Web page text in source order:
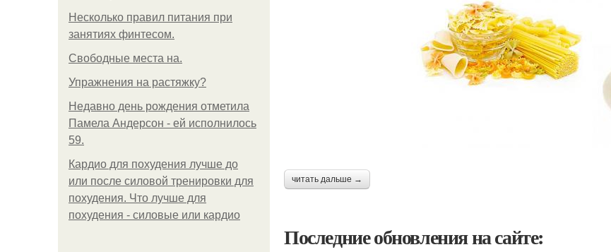
Несколько правил питания при
занятиях финтесом.
Свободные места на.
Упражнения на растяжку?
Недавно день рождения отметила
Памела Андерсон - ей исполнилось
59.
Кардио для похудения лучше до
или после силовой тренировки для
похудения. Что лучше для
похудения - силовые или кардио
читать дальше →
Последние обновления на сайте: